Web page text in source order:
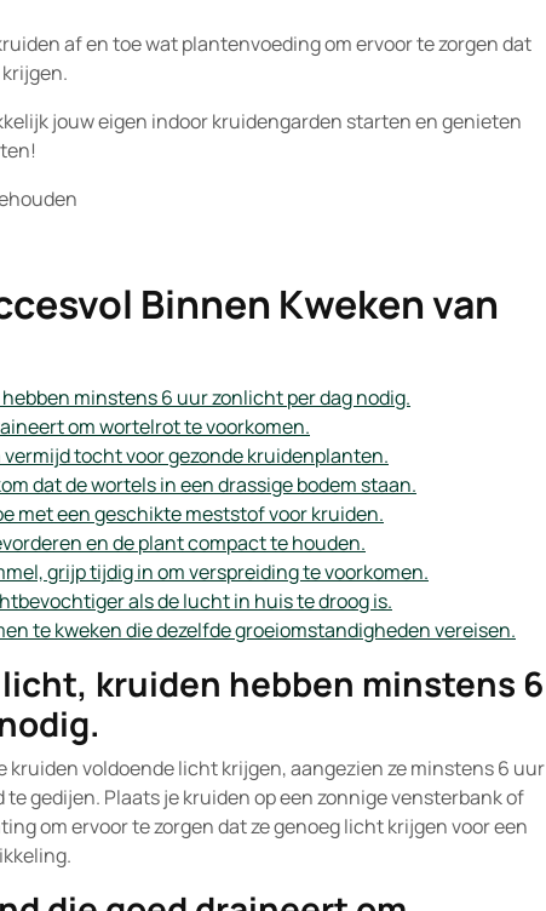
af en toe wat plantenvoeding om ervoor te zorgen dat
jouw eigen indoor kruidengarden starten en genieten
Binnen Kweken van
minstens 6 uur zonlicht per dag nodig.
om wortelrot te voorkomen.
tocht voor gezonde kruidenplanten.
dat de wortels in een drassige bodem staan.
met een geschikte meststof voor kruiden.
en de plant compact te houden.
grijp tijdig in om verspreiding te voorkomen.
als de lucht in huis te droog is.
te kweken die dezelfde groeiomstandigheden vereisen.
kruiden hebben minstens 6
kruiden voldoende licht krijgen, aangezien ze minstens 6 uur
gedijen. Plaats je kruiden op een zonnige vensterbank of
om ervoor te zorgen dat ze genoeg licht krijgen voor een